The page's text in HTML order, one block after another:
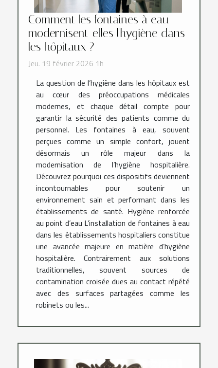
Comment les fontaines à eau
modernisent-elles l'hygiène dans
les hôpitaux ?
Jeu. 19 février 2026 1h
La question de l’hygiène dans les hôpitaux est
au cœur des préoccupations médicales
modernes, et chaque détail compte pour
garantir la sécurité des patients comme du
personnel. Les fontaines à eau, souvent
perçues comme un simple confort, jouent
désormais un rôle majeur dans la
modernisation de l’hygiène hospitalière.
Découvrez pourquoi ces dispositifs deviennent
incontournables pour soutenir un
environnement sain et performant dans les
établissements de santé. Hygiène renforcée
au point d’eau L’installation de fontaines à eau
dans les établissements hospitaliers constitue
une avancée majeure en matière d’hygiène
hospitalière. Contrairement aux solutions
traditionnelles, souvent sources de
contamination croisée dues au contact répété
avec des surfaces partagées comme les
robinets ou les...